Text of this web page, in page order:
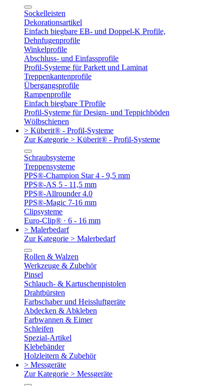
Sockelleisten
Dekorationsartikel
Einfach biegbare EB- und Doppel-K Profile,
Dehnfugenprofile
Winkelprofile
Abschluss- und Einfassprofile
Profil-Systeme für Parkett und Laminat
Treppenkantenprofile
Übergangsprofile
Rampenprofile
Einfach biegbare TProfile
Profil-Systeme für Design- und Teppichböden
Wölbschienen
> Küberit® - Profil-Systeme
Zur Kategorie > Küberit® - Profil-Systeme
Schraubsysteme
Treppensysteme
PPS®-Champion Star 4 - 9,5 mm
PPS®-AS 5 - 11,5 mm
PPS®-Allrounder 4.0
PPS®-Magic 7-16 mm
Clipsysteme
Euro-Clip® · 6 - 16 mm
> Malerbedarf
Zur Kategorie > Malerbedarf
Rollen & Walzen
Werkzeuge & Zubehör
Pinsel
Schlauch- & Kartuschenpistolen
Drahtbürsten
Farbschaber und Heissluftgeräte
Abdecken & Abkleben
Farbwannen & Eimer
Schleifen
Spezial-Artikel
Klebebänder
Holzleitern & Zubehör
> Messgeräte
Zur Kategorie > Messgeräte